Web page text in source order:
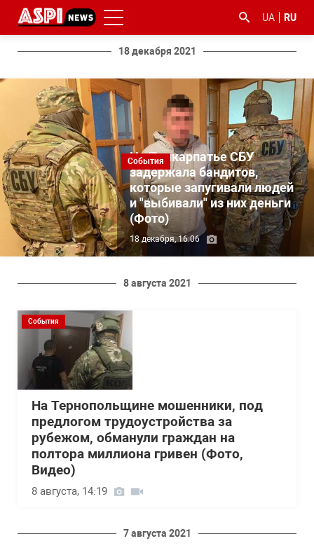
UA RU
18 декабря 2021
События
На Прикарпатье СБУ
задержала бандитов,
которые запугивали людей
и "выбивали" из них деньги
(Фото)
18 декабря, 16:06
8 августа 2021
События
На Тернопольщине мошенники, под
предлогом трудоустройства за
рубежом, обманули граждан на
полтора миллиона гривен (Фото,
Видео)
8 августа, 14:19
7 августа 2021
#ООС
#боротьба
з
корупцією
#гфс #Киев #коронавірус